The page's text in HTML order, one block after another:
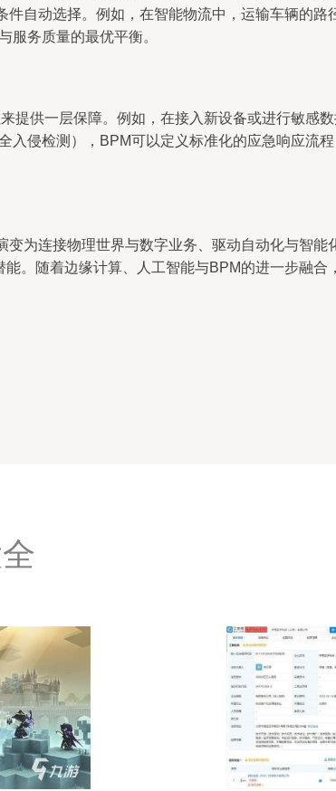
自动选择。例如，在智能物流中，运输车辆的路
服务质量的最优平衡。
提供一层保障。例如，在接入新设备或进行敏感
侵检测），BPM可以定义标准化的应急响应流
为连接物理世界与数字业务、驱动自动化与智能
。随着边缘计算、人工智能与BPM的进一步融合